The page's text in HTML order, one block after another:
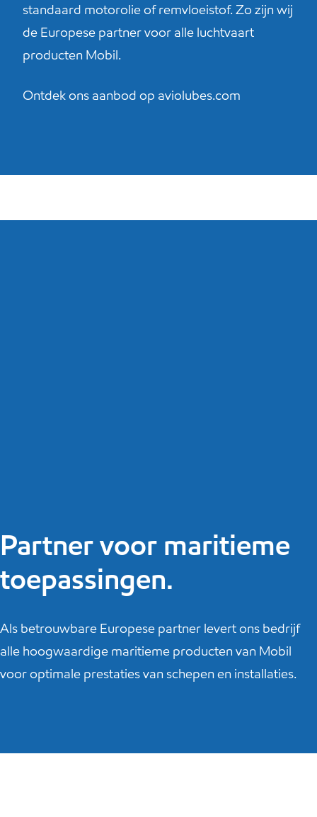
standaard motorolie of remvloeistof. Zo zijn wij
de Europese partner voor alle luchtvaart
producten Mobil.
Ontdek ons aanbod op aviolubes.com
Partner voor maritieme
toepassingen.
Als betrouwbare Europese partner levert ons bedrijf
alle hoogwaardige maritieme producten van Mobil
voor optimale prestaties van schepen en installaties.